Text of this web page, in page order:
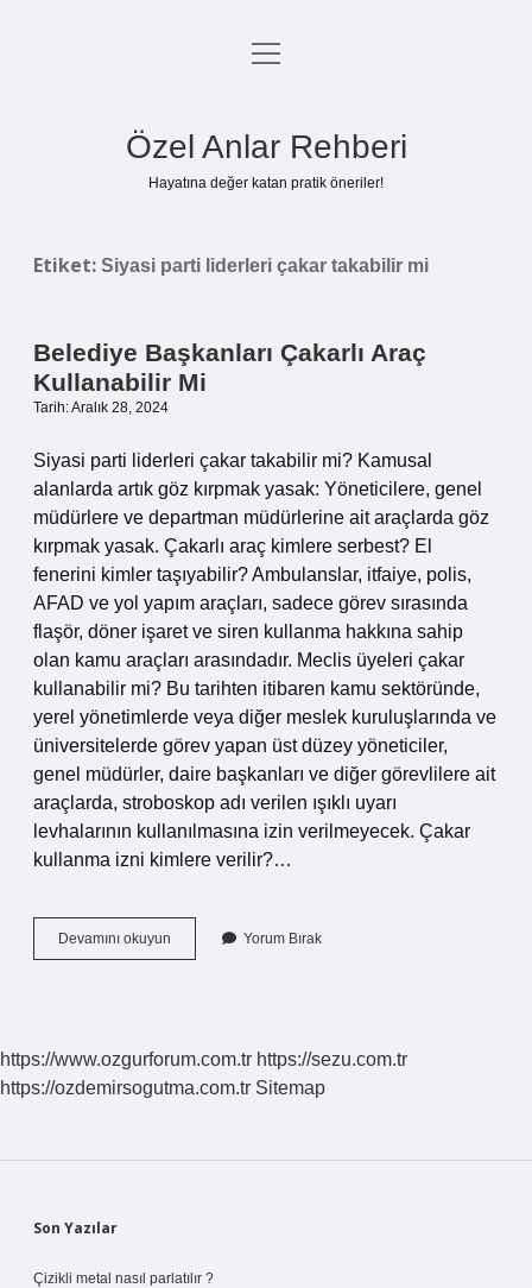
Anasayfa
menüyü
Özel Anlar Rehberi
Hayatına değer katan pratik öneriler!
Etiket: Siyasi parti liderleri çakar takabilir mi
Belediye Başkanları Çakarlı Araç
Kullanabilir Mi
Tarih: Aralık 28, 2024
Siyasi parti liderleri çakar takabilir mi? Kamusal
alanlarda artık göz kırpmak yasak: Yöneticilere, genel
müdürlere ve departman müdürlerine ait araçlarda göz
kırpmak yasak. Çakarlı araç kimlere serbest? El
fenerini kimler taşıyabilir? Ambulanslar, itfaiye, polis,
AFAD ve yol yapım araçları, sadece görev sırasında
flaşör, döner işaret ve siren kullanma hakkına sahip
olan kamu araçları arasındadır. Meclis üyeleri çakar
kullanabilir mi? Bu tarihten itibaren kamu sektöründe,
yerel yönetimlerde veya diğer meslek kuruluşlarında ve
üniversitelerde görev yapan üst düzey yöneticiler,
genel müdürler, daire başkanları ve diğer görevlilere ait
araçlarda, stroboskop adı verilen ışıklı uyarı
levhalarının kullanılmasına izin verilmeyecek. Çakar
kullanma izni kimlere verilir?…
Devamını okuyun Belediye
Başkanları
Yorum Bırak
https://www.ozgurforum.com.tr https://sezu.com.tr
https://ozdemirsogutma.com.tr Sitemap
Sidebar
Son Yazılar
Çizikli metal nasıl parlatılır ?